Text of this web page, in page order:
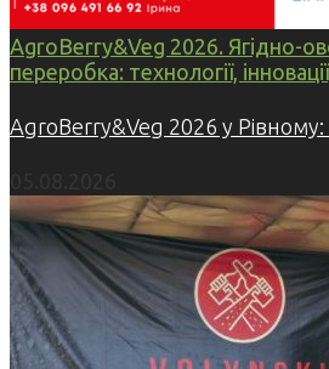
AgroBerry&Veg 2026. Ягідно-
переробка: технології,
AgroBerry&Veg 2026 у Рівному: